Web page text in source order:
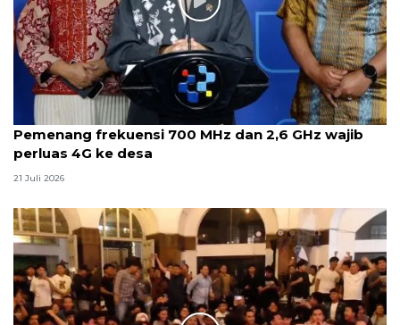
Pemenang frekuensi 700 MHz dan 2,6 GHz wajib
perluas 4G ke desa
21 Juli 2026